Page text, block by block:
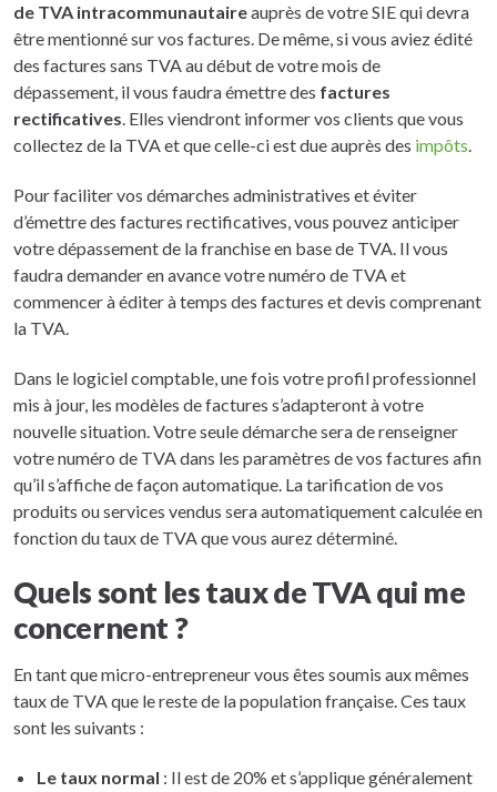
de TVA intracommunautaireauprès de votre SIE qui devra
être mentionné sur vos factures. De même, si vous aviez édité
des factures sans TVA au début de votre mois de
dépassement, il vous faudra émettre des factures
rectificatives. Elles viendront informer vos clients que vous
collectez de la TVA et que celle-ci est due auprès des impôts.
Pour faciliter vos démarches administratives et éviter
d’émettre des factures rectificatives, vous pouvez anticiper
votre dépassement de la franchise en base de TVA. Il vous
faudra demander en avance votre numéro de TVA et
commencer à éditer à temps des factures et devis comprenant
la TVA.
Dans le logiciel comptable, une fois votre profil professionnel
mis à jour, les modèles de factures s’adapteront à votre
nouvelle situation. Votre seule démarche sera de renseigner
votre numéro de TVA dans les paramètres de vos factures afin
qu’il s’affiche de façon automatique. La tarification de vos
produits ou services vendus sera automatiquement calculée en
fonction du taux de TVA que vous aurez déterminé.
Quels sont les taux de TVA qui me
concernent ?
En tant que micro-entrepreneur vous êtes soumis aux mêmes
taux de TVA que le reste de la population française. Ces taux
sont les suivants :
Le taux normal : Il est de 20% et s’applique généralement